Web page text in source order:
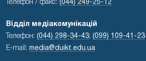
Телефон / факс: (044) 249-25-12
Відділ медіакомунікацій
Телефон: (044) 298-34-43; (099) 109-41-23
E-mail: media@duikt.edu.ua